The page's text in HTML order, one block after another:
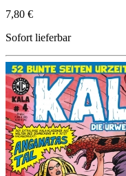
7,80 €
Sofort lieferbar